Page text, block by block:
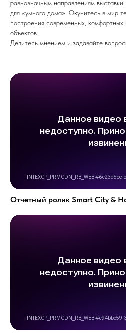
равнозначным направлениям
для «умного дома». Окунитесь в мир
построения современных,
объектов.
Делитесь мнением и задавайте
Отчетный ролик Smart City &